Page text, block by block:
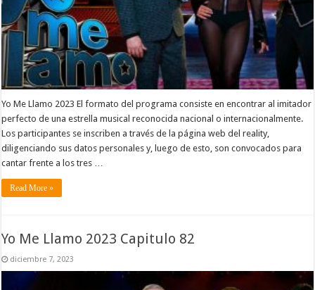
Yo Me Llamo 2023 El formato del programa consiste en encontrar al imitador
perfecto de una estrella musical reconocida nacional o internacionalmente.
Los participantes se inscriben a través de la página web del reality,
diligenciando sus datos personales y, luego de esto, son convocados para
cantar frente a los tres …
Read More »
Yo Me Llamo 2023 Capitulo 82
diciembre 7, 2023